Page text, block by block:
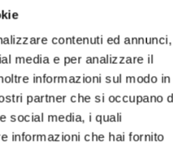
contenuti ed annunci,
media e per analizzare il
informazioni sul modo in
partner che si occupano
social media, i quali
informazioni che hai fornito